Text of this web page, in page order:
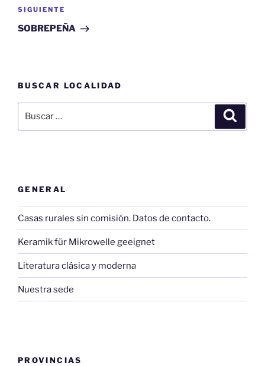
Siguiente
entrada
SIGUIENTE
SOBREPEÑA
BUSCAR LOCALIDAD
por:
GENERAL
Casas rurales sin comisión. Datos de contacto.
Keramik für Mikrowelle geeignet
Literatura clásica y moderna
Nuestra sede
PROVINCIAS